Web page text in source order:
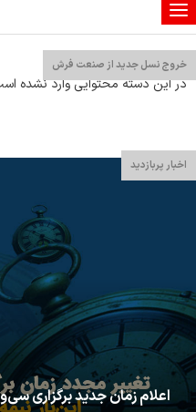
تغییر
وضعیت
ناوبری
خروج نسل جدید از صنعت فرش
در این دسته محتوایی وارد نشده
اخبار پربازدید
اعلام زمان جدید برگزاری